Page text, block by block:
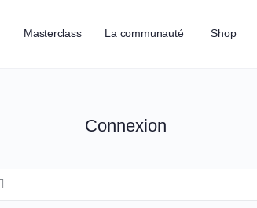
Masterclass La communauté Shop
Connexion